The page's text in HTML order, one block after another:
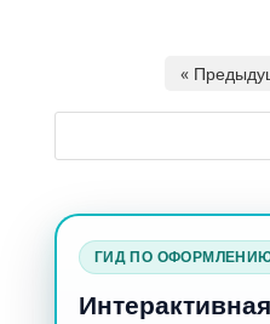
«
ГИД ПО